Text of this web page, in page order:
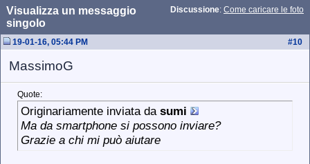
Discussione: Come caricare le foto
Visualizza un messaggio
singolo
#10
19-01-16, 05:44 PM
MassimoG
Quote:
Originariamente inviata da sumi
Ma da smartphone si possono inviare?
Grazie a chi mi può aiutare